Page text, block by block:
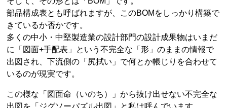
部品構成表とも呼ばれますが、このBOMをしっかり構築で
きているか否かです。
多くの中小・中堅製造業の設計部門の設計成果物はいまだ
に「図面+手配表」という不完全な「形」のままの情報で
出図され、下流側の「尻拭い」で何とか帳じりを合わせて
いるのが現実です。
この様な「図面命（いのち）」から抜け出せない不完全な
出図を「ジグソーパズル出図」と私は呼んでいます。